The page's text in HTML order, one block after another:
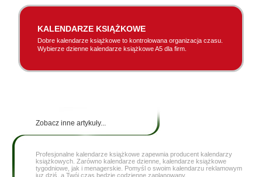
KALENDARZE KSIĄŻKOWE
Dobre kalendarze książkowe to kontrolowana organizacja czasu.
Wybierze dzienne kalendarze książkowe A5 dla firm.
Zobacz inne artykuły...
Profesjonalne kalendarze książkowe zapewnia producent kalendarzy
książkowych. Zarówno kalendarze dzienne, kalendarze książkowe
tygodniowe, jak i menagerskie. Pomyśl o swoim kalendarzu reklamowym
juz dziś, a Twój czas będzie codzienne zaplanowany.